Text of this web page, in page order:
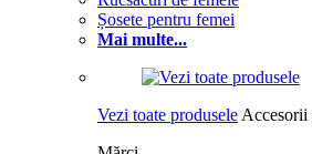
Șosete pentru femei
Mai multe...
Vezi toate produsele Accesorii